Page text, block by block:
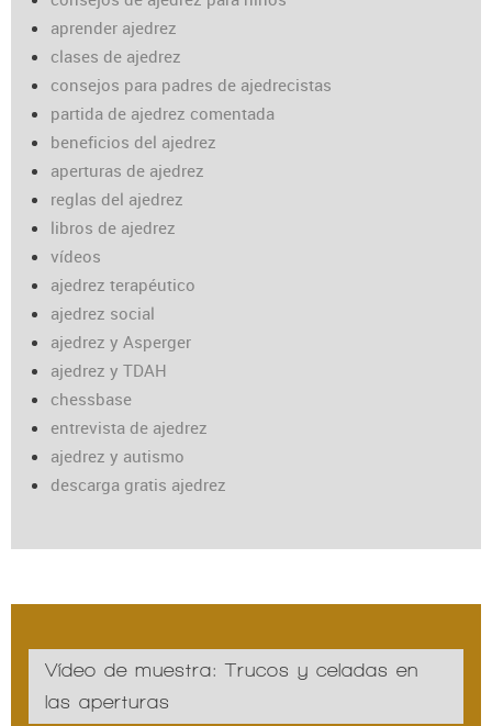
aprender ajedrez
clases de ajedrez
consejos para padres de ajedrecistas
partida de ajedrez comentada
beneficios del ajedrez
aperturas de ajedrez
reglas del ajedrez
libros de ajedrez
vídeos
ajedrez terapéutico
ajedrez social
ajedrez y Asperger
ajedrez y TDAH
chessbase
entrevista de ajedrez
ajedrez y autismo
descarga gratis ajedrez
Vídeo de muestra: Trucos y celadas en
las aperturas